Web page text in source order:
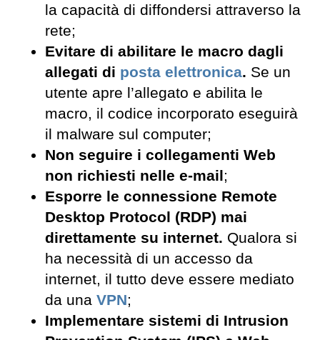
la capacità di diffondersi attraverso la
rete;
Evitare di abilitare le macro dagli
allegati di posta elettronica. Se un
utente apre l’allegato e abilita le
macro, il codice incorporato eseguirà
il malware sul computer;
Non seguire i collegamenti Web
non richiesti nelle e-mail;
Esporre le connessione Remote
Desktop Protocol (RDP) mai
direttamente su internet. Qualora si
ha necessità di un accesso da
internet, il tutto deve essere mediato
da una VPN;
Implementare sistemi di Intrusion